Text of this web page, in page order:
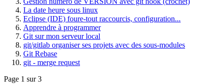
La date heure sous linux
Eclipse (IDE) foure-tout raccourcis, configuration...
Apprendre à programmer
Git sur mon serveur local
git/gitlab organiser ses projets avec des sous-modules
Git Rebase
git - merge request
Page 1 sur 3